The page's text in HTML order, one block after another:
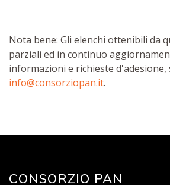
Nota bene: Gli elenchi ottenibili da
parziali ed in continuo
informazioni e richieste d'adesione,
info@consorziopan.it.
CONSORZIO PAN